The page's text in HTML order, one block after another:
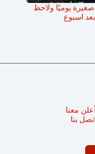
يوميًا ولاحظ
اسبوع
أعلن معنا
اتصل بنا